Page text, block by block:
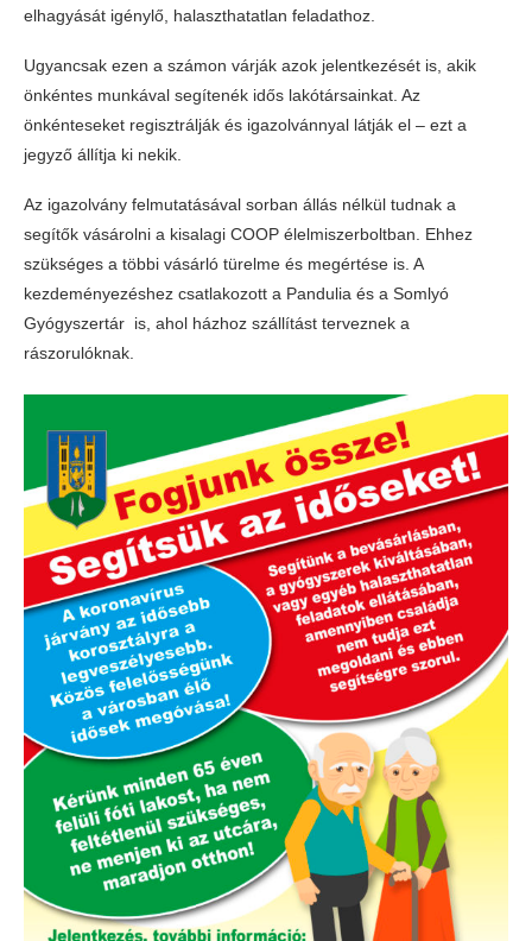
elhagyását igénylő, halaszthatatlan feladathoz.
Ugyancsak ezen a számon várják azok jelentkezését is, akik
önkéntes munkával segítenék idős lakótársainkat. Az
önkénteseket regisztrálják és igazolvánnyal látják el – ezt a
jegyző állítja ki nekik.
Az igazolvány felmutatásával sorban állás nélkül tudnak a
segítők vásárolni a kisalagi COOP élelmiszerboltban. Ehhez
szükséges a többi vásárló türelme és megértése is. A
kezdeményezéshez csatlakozott a Pandulia és a Somlyó
Gyógyszertár is, ahol házhoz szállítást terveznek a
rászorulóknak.